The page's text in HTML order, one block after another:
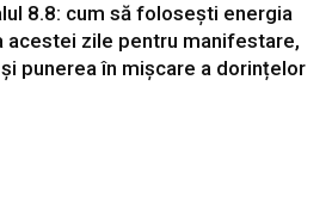
8.8: cum să folosești energia
acestei zile pentru manifestare,
punerea în mișcare a dorințelor